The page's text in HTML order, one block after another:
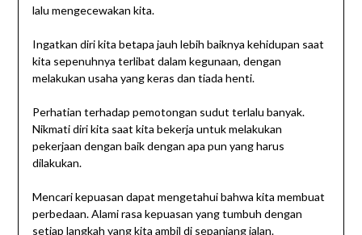
lalu mengecewakan kita.
Ingatkan diri kita betapa jauh lebih baiknya kehidupan saat
kita sepenuhnya terlibat dalam kegunaan, dengan
melakukan usaha yang keras dan tiada henti.
Perhatian terhadap pemotongan sudut terlalu banyak.
Nikmati diri kita saat kita bekerja untuk melakukan
pekerjaan dengan baik dengan apa pun yang harus
dilakukan.
Mencari kepuasan dapat mengetahui bahwa kita membuat
perbedaan. Alami rasa kepuasan yang tumbuh dengan
setiap langkah yang kita ambil di sepanjang jalan.